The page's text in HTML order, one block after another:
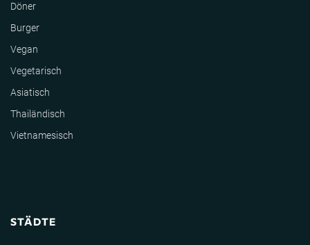
Döner
Burger
Vegan
Vegetarisch
Asiatisch
Thailändisch
Vietnamesisch
STÄDTE